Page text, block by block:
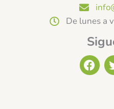
De lunes a
F
a